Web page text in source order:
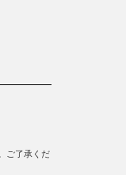
ご了承くだ